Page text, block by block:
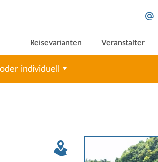
Reisevarianten Veranstalter
individuell